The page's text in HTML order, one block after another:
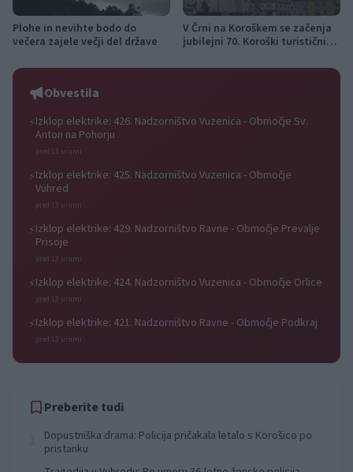
Plohe in nevihte bodo do
večera zajele večji del države
V Črni na Koroškem se začenja
jubilejni 70. Koroški turistični
Obvestila
⚡Izklop elektrike: 426. Nadzorništvo Vuzenica - Območje Sv.
Anton na Pohorju
pred 13 urami
⚡Izklop elektrike: 425. Nadzorništvo Vuzenica - Območje
Vuhred
pred 13 urami
⚡Izklop elektrike: 429. Nadzorništvo Ravne - Območje Prevalje
Prisoje
pred 13 urami
⚡Izklop elektrike: 424. Nadzorništvo Vuzenica - Območje Orlice
pred 13 urami
⚡Izklop elektrike: 421. Nadzorništvo Ravne - Območje Podkraj
pred 13 urami
Preberite tudi
Dopustniška drama: Policija pričakala letalo s Korošico po
pristanku